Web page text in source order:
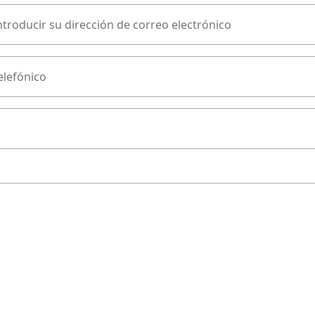
su dirección de correo electrónico